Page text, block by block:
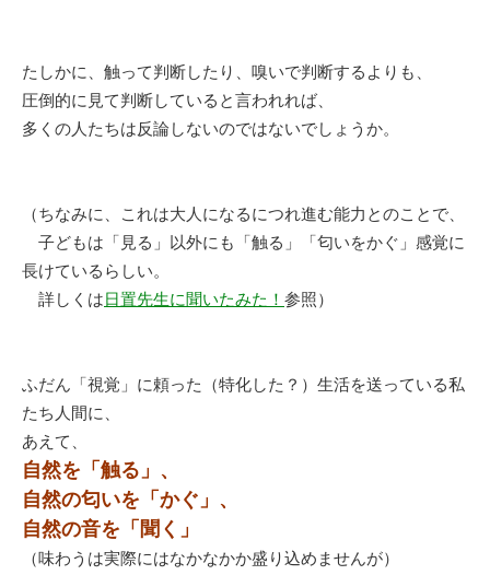
たしかに、触って判断したり、嗅いで判断するよりも、
圧倒的に見て判断していると言われれば、
多くの人たちは反論しないのではないでしょうか。
（ちなみに、これは大人になるにつれ進む能力とのことで、
子どもは「見る」以外にも「触る」「匂いをかぐ」感覚に
長けているらしい。
詳しくは日置先生に聞いたみた！ 参照）
ふだん「視覚」に頼った（特化した？）生活を送っている私
たち人間に、
あえて、
自然を「触る」、
自然の匂いを「かぐ」、
自然の音を「聞く」
（味わうは実際にはなかなかか盛り込めませんが）